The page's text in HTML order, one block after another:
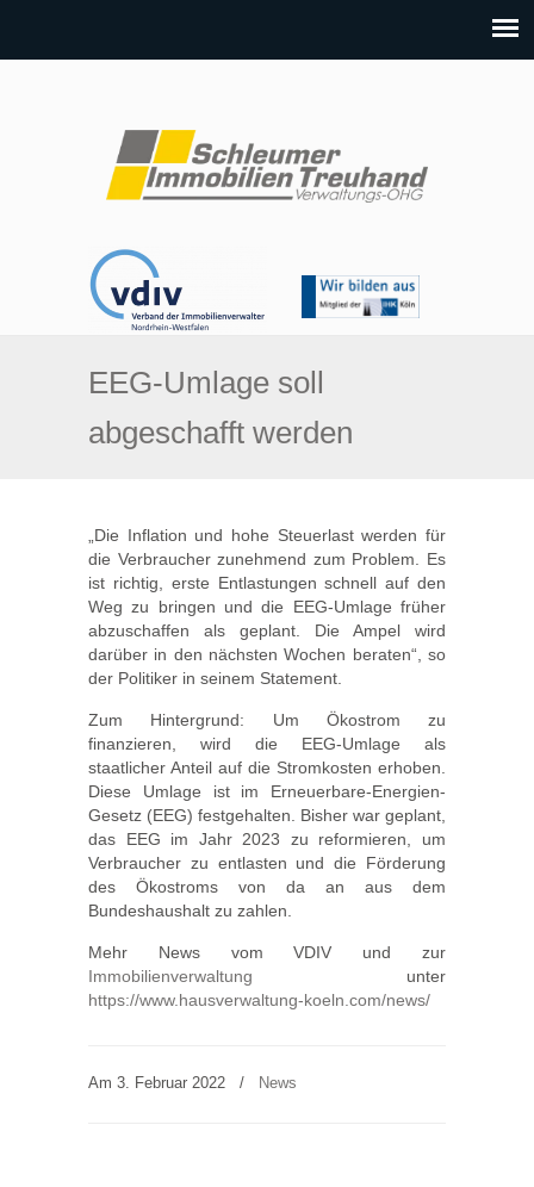
EEG-Umlage soll
abgeschafft werden
„Die Inflation und hohe Steuerlast werden für
die Verbraucher zunehmend zum Problem. Es
ist richtig, erste Entlastungen schnell auf den
Weg zu bringen und die EEG-Umlage früher
abzuschaffen als geplant. Die Ampel wird
darüber in den nächsten Wochen beraten“, so
der Politiker in seinem Statement.
Zum Hintergrund: Um Ökostrom zu
finanzieren, wird die EEG-Umlage als
staatlicher Anteil auf die Stromkosten erhoben.
Diese Umlage ist im Erneuerbare-Energien-
Gesetz (EEG) festgehalten. Bisher war geplant,
das EEG im Jahr 2023 zu reformieren, um
Verbraucher zu entlasten und die Förderung
des Ökostroms von da an aus dem
Bundeshaushalt zu zahlen.
Mehr News vom VDIV und zur
Immobilienverwaltung unter
https://www.hausverwaltung-koeln.com/news/
Am 3. Februar 2022 / News